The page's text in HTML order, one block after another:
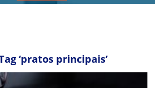
‘pratos principais’